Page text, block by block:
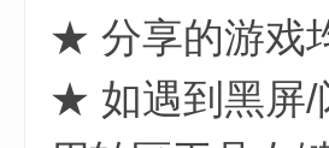
★ 分享的游戏
★ 如遇到黑屏/